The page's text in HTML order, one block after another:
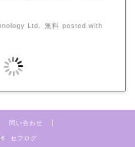
Ltd. 無料 posted with
問い合わせ
セフログ